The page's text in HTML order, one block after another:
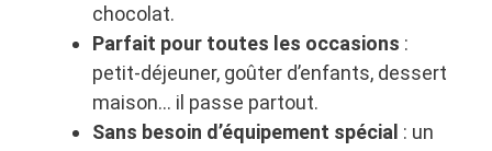
chocolat.
Parfait pour toutes les occasions :
petit-déjeuner, goûter d’enfants, dessert
maison… il passe partout.
Sans besoin d’équipement spécial : un